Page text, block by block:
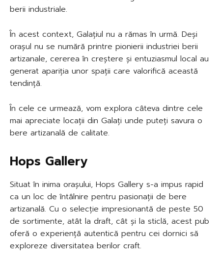
berii industriale.
În acest context, Galațiul nu a rămas în urmă. Deși
orașul nu se numără printre pionierii industriei berii
artizanale, cererea în creștere și entuziasmul local au
generat apariția unor spații care valorifică această
tendință.
În cele ce urmează, vom explora câteva dintre cele
mai apreciate locații din Galați unde puteți savura o
bere artizanală de calitate.
Hops Gallery
Situat în inima orașului, Hops Gallery s-a impus rapid
ca un loc de întâlnire pentru pasionații de bere
artizanală. Cu o selecție impresionantă de peste 50
de sortimente, atât la draft, cât și la sticlă, acest pub
oferă o experiență autentică pentru cei dornici să
exploreze diversitatea berilor craft.